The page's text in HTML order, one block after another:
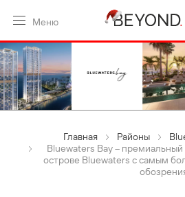
Меню
Главная Районы
Bluewaters Bay – премиальный
острове Bluewaters с самым